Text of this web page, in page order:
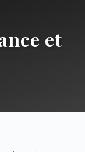
et